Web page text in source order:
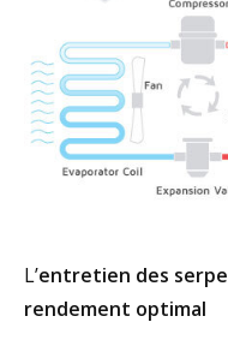
L’entretien des
rendement optimal